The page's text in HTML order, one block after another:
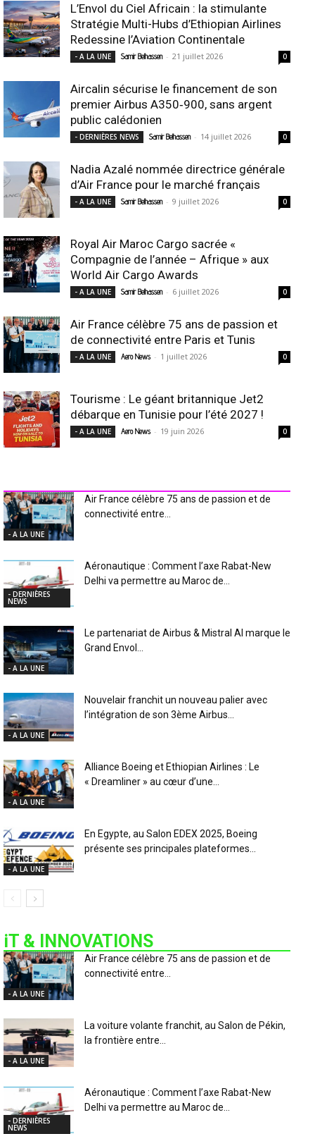
L’Envol du Ciel Africain : la stimulante
Stratégie Multi-Hubs d’Ethiopian Airlines
Redessine l’Aviation Continentale
- A LA UNE Samir Belhassen - 21 juillet 2026 0
Aircalin sécurise le financement de son
premier Airbus A350‑900, sans argent
public calédonien
- DERNIÈRES NEWS Samir Belhassen - 14 juillet 2026 0
Nadia Azalé nommée directrice générale
d’Air France pour le marché français
- A LA UNE Samir Belhassen - 9 juillet 2026 0
Royal Air Maroc Cargo sacrée «
Compagnie de l’année – Afrique » aux
World Air Cargo Awards
- A LA UNE Samir Belhassen - 6 juillet 2026 0
Air France célèbre 75 ans de passion et
de connectivité entre Paris et Tunis
- A LA UNE Aero News - 1 juillet 2026 0
Tourisme : Le géant britannique Jet2
débarque en Tunisie pour l’été 2027 !
- A LA UNE Aero News - 19 juin 2026 0
- A LA UNE
Air France célèbre 75 ans de passion et de
connectivité entre...
- DERNIÈRES
NEWS
Aéronautique : Comment l’axe Rabat-New
Delhi va permettre au Maroc de...
- A LA UNE
Le partenariat de Airbus & Mistral AI marque le
Grand Envol...
- A LA UNE
Nouvelair franchit un nouveau palier avec
l’intégration de son 3ème Airbus...
- A LA UNE
Alliance Boeing et Ethiopian Airlines : Le
« Dreamliner » au cœur d’une...
- A LA UNE
En Egypte, au Salon EDEX 2025, Boeing
présente ses principales plateformes...
iT & INNOVATIONS
- A LA UNE
Air France célèbre 75 ans de passion et de
connectivité entre...
- A LA UNE
La voiture volante franchit, au Salon de Pékin,
la frontière entre...
- DERNIÈRES
NEWS
Aéronautique : Comment l’axe Rabat-New
Delhi va permettre au Maroc de...